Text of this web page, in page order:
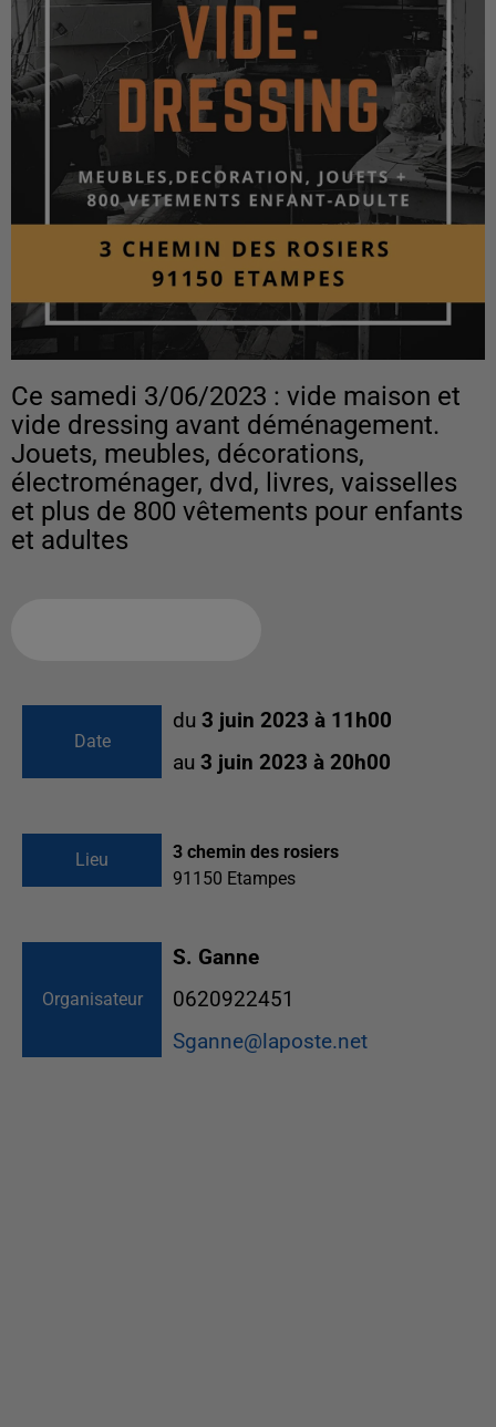
Ce samedi 3/06/2023 : vide maison et
vide dressing avant déménagement.
Jouets, meubles, décorations,
électroménager, dvd, livres, vaisselles
et plus de 800 vêtements pour enfants
et adultes
Date
du 3 juin 2023 à 11h00
au 3 juin 2023 à 20h00
Lieu
3 chemin des rosiers
91150 Etampes
Organisateur
S. Ganne
0620922451
Sganne@laposte.net